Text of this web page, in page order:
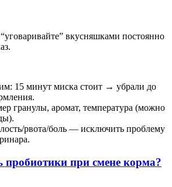
вкусняшками постоянно
15 минут миска стоит → убрали до
гранулы, аромат, температура (можно
рвота/боль — исключить проблему
при смене корма?